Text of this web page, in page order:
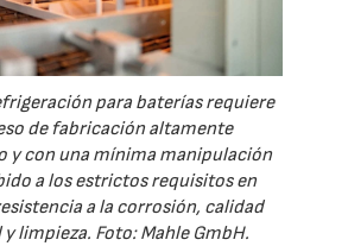
para baterías requiere
de fabricación altamente
y con una mínima manipulación
a los estrictos requisitos en
a la corrosión, calidad
limpieza. Foto: Mahle GmbH.